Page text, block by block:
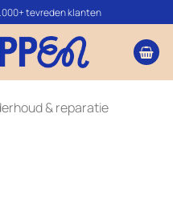
tevreden klanten
& reparatie